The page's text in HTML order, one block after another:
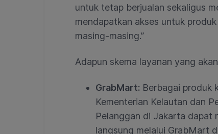
untuk tetap berjualan sekaligus
mendapatkan akses untuk
masing-masing.”
Adapun skema layanan yang
GrabMart: Berbagai produk
Kementerian Kelautan dan
Pelanggan di Jakarta dapat
langsung melalui GrabMart